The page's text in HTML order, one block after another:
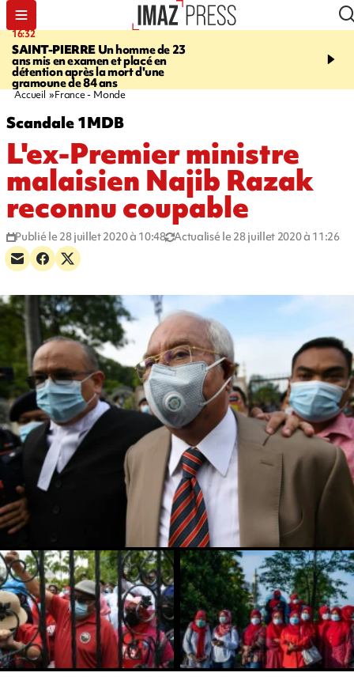
16:32
SAINT-PIERREUn homme de 23
ans mis en examen et placé en
détention après la mort d'une
gramoune de 84 ans
21:08
et Turquie scellent un
Accueil France - Monde
Scandale 1MDB
L'ex-Premier ministre
malaisien Najib Razak
reconnu coupable
Publié le 28 juillet 2020 à 10:48 Actualisé le 28 juillet 2020 à 11:26